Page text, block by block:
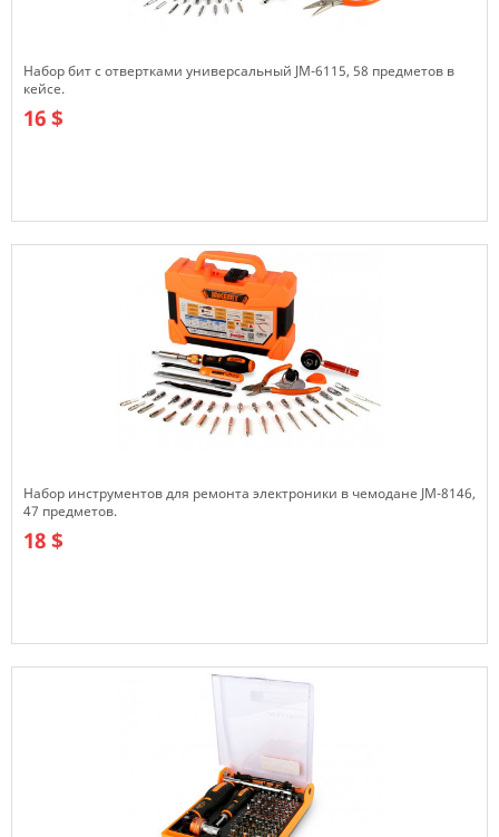
Набор бит с отвертками универсальный JM-6115, 58 предметов в
кейсе.
16 $
Набор инструментов для ремонта электроники в чемодане JM-8146,
47 предметов.
18 $